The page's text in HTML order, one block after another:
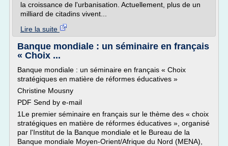
la croissance de l'urbanisation. Actuellement, plus de un
milliard de citadins vivent...
Lire la suite
Banque mondiale : un séminaire en français
« Choix ...
Banque mondiale : un séminaire en français « Choix
stratégiques en matière de réformes éducatives »
Christine Mousny
PDF Send by e-mail
1Le premier séminaire en français sur le thème des « choix
stratégiques en matière de réformes éducatives », organisé
par l'Institut de la Banque mondiale et le Bureau de la
Banque mondiale Moyen-Orient/Afrique du Nord (MENA),